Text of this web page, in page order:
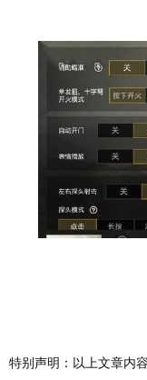
特别声明：以上文章内